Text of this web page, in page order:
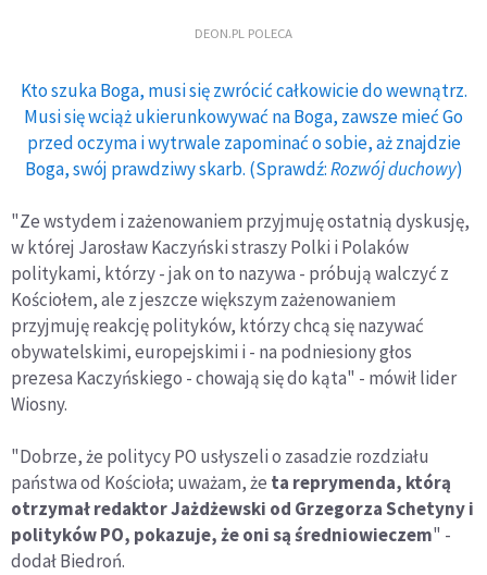
DEON.PL POLECA
Kto szuka Boga, musi się zwrócić całkowicie do wewnątrz.
Musi się wciąż ukierunkowywać na Boga, zawsze mieć Go
przed oczyma i wytrwale zapominać o sobie, aż znajdzie
Boga, swój prawdziwy skarb. (Sprawdź:Rozwój duchowy)
"Ze wstydem i zażenowaniem przyjmuję ostatnią dyskusję,
w której Jarosław Kaczyński straszy Polki i Polaków
politykami, którzy - jak on to nazywa - próbują walczyć z
Kościołem, ale z jeszcze większym zażenowaniem
przyjmuję reakcję polityków, którzy chcą się nazywać
obywatelskimi, europejskimi i - na podniesiony głos
prezesa Kaczyńskiego - chowają się do kąta" - mówił lider
Wiosny.
"Dobrze, że politycy PO usłyszeli o zasadzie rozdziału
państwa od Kościoła; uważam, że ta reprymenda, którą
otrzymał redaktor Jażdżewski od Grzegorza Schetyny i
polityków PO, pokazuje, że oni są średniowieczem" -
dodał Biedroń.